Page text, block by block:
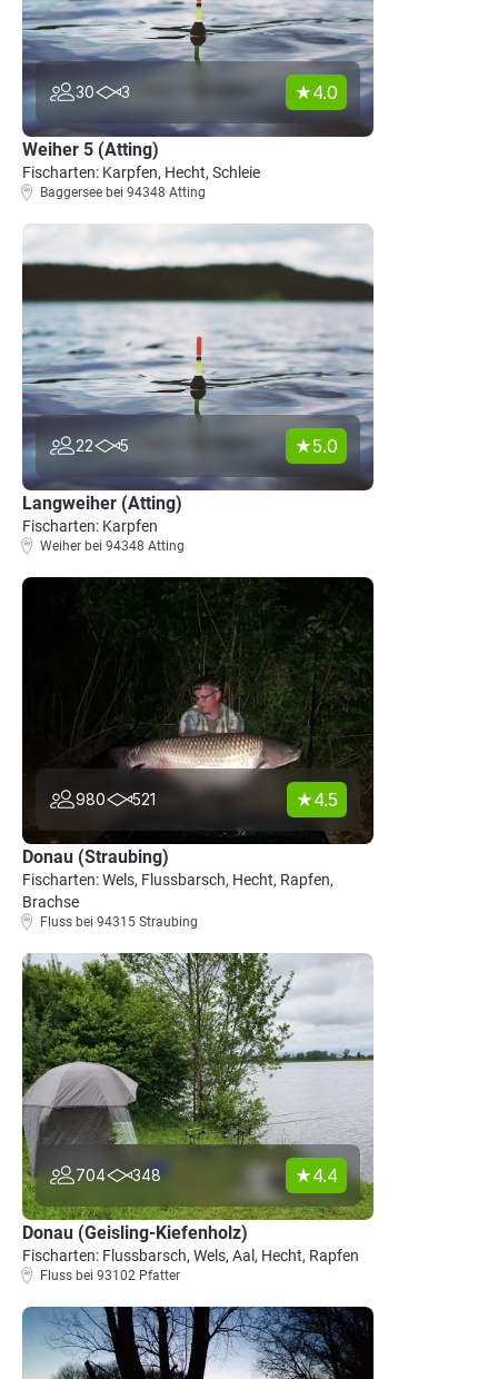
30 3 4.0
Weiher 5 (Atting)
Fischarten: Karpfen, Hecht, Schleie
Baggersee bei 94348 Atting
22 5 5.0
Langweiher (Atting)
Fischarten: Karpfen
Weiher bei 94348 Atting
980 521 4.5
Donau (Straubing)
Fischarten: Wels, Flussbarsch, Hecht, Rapfen,
Brachse
Fluss bei 94315 Straubing
704 348 4.4
Donau (Geisling-Kiefenholz)
Fischarten: Flussbarsch, Wels, Aal, Hecht, Rapfen
Fluss bei 93102 Pfatter